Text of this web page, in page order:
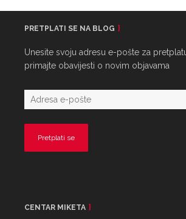
PRETPLATI SE NA BLOG
Unesite svoju adresu e-pošte za
primajte obavijesti o novim objavama
CENTAR MIKETA